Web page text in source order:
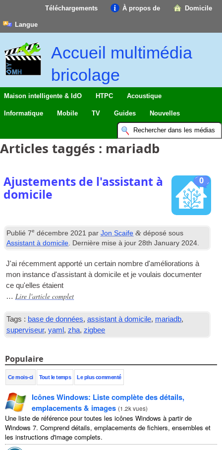
Domicile
À propos de
Téléchargements
Langue
Accueil multimédia
bricolage
Maison intelligente & IdO HTPC Acoustique
Informatique Mobile TV Guides Nouvelles
Articles taggés : mariadb
0
Ajustements de l'assistant à
domicile
Publié7e décembre 2021 parJon Scaife & déposé sous
Assistant à domicile. Dernière mise à jour28th January 2024.
J'ai récemment apporté un certain nombre d'améliorations à
mon instance d'assistant à domicile et je voulais documenter
ce qu'elles étaient
… Lire l'article complet
Tags : base de données,assistant à domicile, mariadb,
superviseur,yaml ,zha,zigbee
Populaire
Ce mois-ci Tout le temps Le plus commenté
Icônes Windows: Liste complète des détails,
emplacements & images (1.2k vues)
Une liste de référence pour toutes les icônes Windows à partir de
Windows 7. Comprend détails, emplacements de fichiers, ensembles et
les instructions d'image complets.